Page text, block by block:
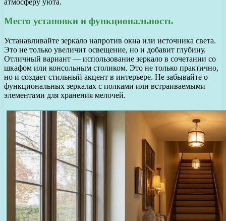
Место установки и функциональность
Устанавливайте зеркало напротив окна или источника света.
Это не только увеличит освещение, но и добавит глубину.
Отличный вариант — использование зеркало в сочетании со
шкафом или консольным столиком. Это не только практично,
но и создает стильный акцент в интерьере. Не забывайте о
функциональных зеркалах с полками или встраиваемыми
элементами для хранения мелочей.